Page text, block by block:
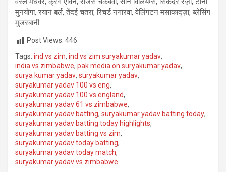
मुनयोंगा, रयान बर्ल, तेंदई चतरा, रिचर्ड नगारवा, वेलिंगटन मसाकाद्ज़ा, ब्लेसिंग
मुजरबानी
Post Views: 446
Tags: ind vs zim, ind vs zim suryakumar yadav,
india vs zimbabwe, pak media on suryakumar yadav,
surya kumar yadav, suryakumar yadav,
suryakumar yadav 100 vs eng,
suryakumar yadav 100 vs england,
suryakumar yadav 61 vs zimbabwe,
suryakumar yadav batting, suryakumar yadav batting today,
suryakumar yadav batting today highlights,
suryakumar yadav batting vs zim,
suryakumar yadav today batting,
suryakumar yadav today match,
suryakumar yadav vs zimbabwe